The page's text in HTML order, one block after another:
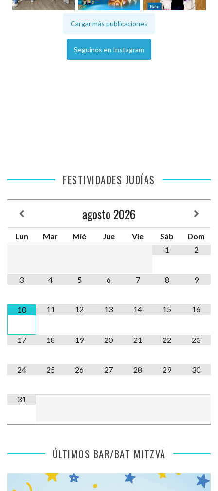
Cargar más publicaciones
Seguinos en Instagram
FESTIVIDADES JUDÍAS
agosto 2026
Lun Mar Mié Jue Vie Sáb
Dom
1
2
3 4 5 6 7 8 9
10 11 12 13 14 15 16
17 18 19 20 21 22 23
24 25 26 27 28 29 30
31
ÚLTIMOS BAR/BAT MITZVÁ